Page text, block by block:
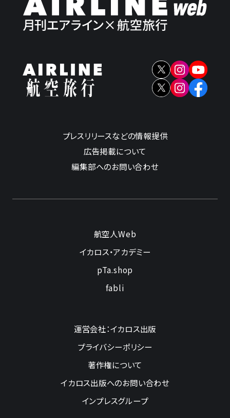
プレスリリースなどの情報提供
広告掲載について
編集部へのお問い合わせ
航空人Web
イカロス・アカデミー
pTa.shop
fabli
運営会社：イカロス出版
プライバシーポリシー
著作権について
イカロス出版へのお問い合わせ
インプレスグループ